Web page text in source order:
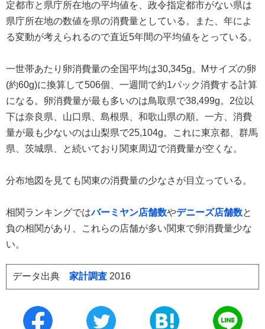
定都市と県庁所在地の平均値を、政令指定都市がない県は
県庁所在地の数値を県の消費量としている。また、年によ
る変動が考えられるので直近5年間の平均値をとっている。
一世帯あたり卵消費量の全国平均は30,345g。Mサイズの卵
(約60g)に換算して506個、一週間で約1パック消費する計算
になる。卵消費量が最も多いのは鳥取県で38,499g。2位以
下は奈良県、山口県、島根県、和歌山県の順。一方、消費
量が最も少ないのは山梨県で25,104g。これに東京都、群馬
県、茨城県、と続いており関東周辺で消費量が空くな。
分布地図を見ても関東の消費量の少なさが目立っている。
相関ランキングではバーミヤン店舗数やデニーズ店舗数と
負の相関があり、これらの店舗が多い関東で卵消費量少な
い。
データ出典 家計調査 2016